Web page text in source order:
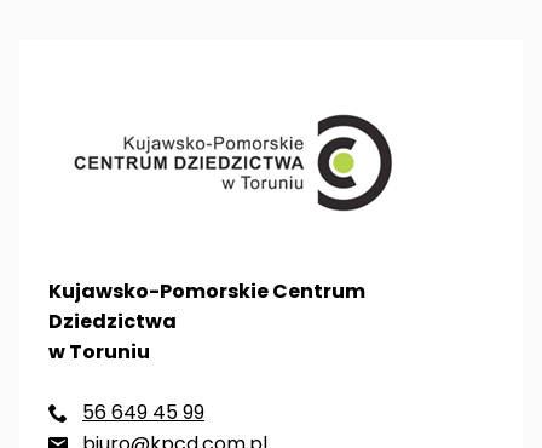
Kujawsko-Pomorskie Centrum
Dziedzictwa
w Toruniu
 56 649 45 99